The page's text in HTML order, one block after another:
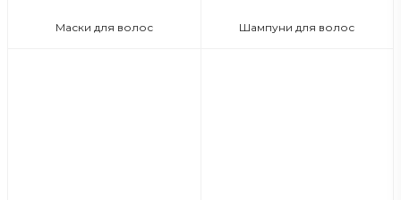
Маски для волос Шампуни для волос